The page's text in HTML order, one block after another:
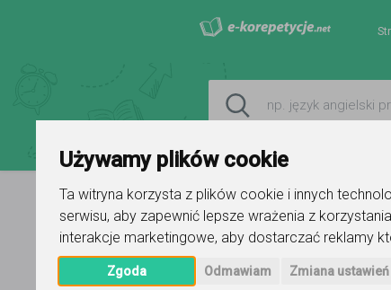
Używamy plików cookie
Ta witryna korzysta z plików cookie i innych
serwisu, aby zapewnić lepsze wrażenia z
interakcje marketingowe, aby dostarczać reklamy
Zgoda Odmawiam Zmiana ustawień